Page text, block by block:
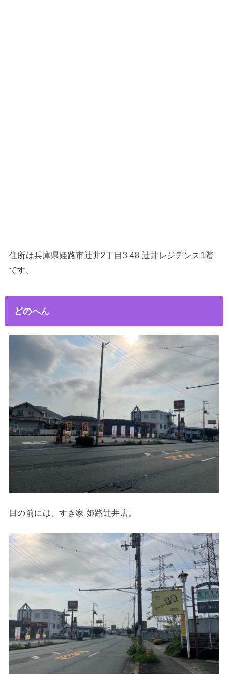
住所は兵庫県姫路市辻井2丁目3-48 辻井レジデンス1階
です。
どのへん
目の前には、すき家 姫路辻井店。